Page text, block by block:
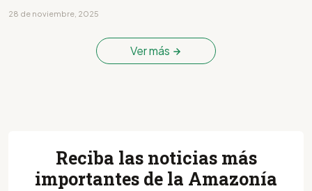
28 de noviembre, 2025
Ver más
Reciba las noticias más
importantes de la Amazonía